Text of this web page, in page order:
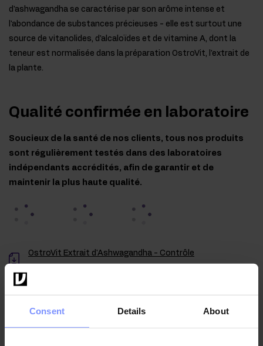
Consent Details About
d'ashwagandha se caractérise par son arôme intense et
l'abondance de substances précieuses - elle est surtout une
source de vitanolides, d'alcaloïdes et de vitamine A, dont la
teneur est normalisée dans la préparation OstroVit, l'extrait de
la plante.
Qualité confirmée en laboratoire
Soucieux de la santé de nos clients, tous nos produits
sont régulièrement testés dans des laboratoires
indépendants accrédités, afin de garantir et de
maintenir la plus haute qualité.
OstroVit Extrait d'Ashwagandha - Contrôle
Mode d'emploi